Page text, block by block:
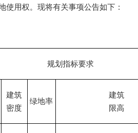
用权。现将有关事项公告如下：
规划指标要求
建筑
密度
绿地率
建筑
限高